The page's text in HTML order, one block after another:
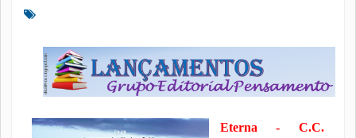
Eterna - C.C.